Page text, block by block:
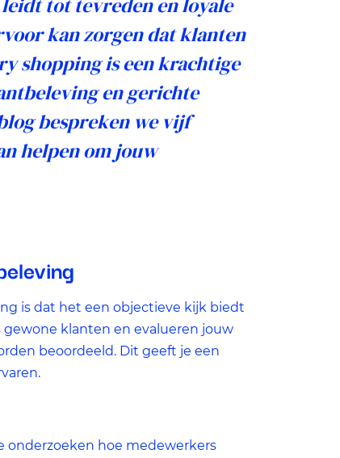
kan zorgen dat klanten
shopping is een krachtige
en gerichte
bespreken we vijf
helpen om jouw
is dat het een objectieve kijk biedt
klanten en evalueren jouw
beoordeeld. Dit geeft je een
onderzoeken hoe medewerkers